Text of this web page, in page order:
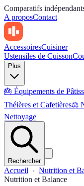
Comparatifs
A proposContact
AccessoiresCuisiner
Ustensiles de Cuisson
Plus
🎂 Équipements de
Théières et Cafetières⚖️
Nettoyage
Rechercher
Accueil Nutrition et
Nutrition et Balance